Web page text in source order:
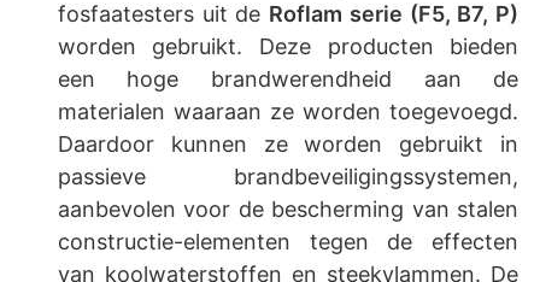
fosfaatesters uit de Roflam serie (F5, B7, P)
worden gebruikt. Deze producten bieden
een hoge brandwerendheid aan de
materialen waaraan ze worden toegevoegd.
Daardoor kunnen ze worden gebruikt in
passieve brandbeveiligingssystemen,
aanbevolen voor de bescherming van stalen
constructie-elementen tegen de effecten
van koolwaterstoffen en steekvlammen. De